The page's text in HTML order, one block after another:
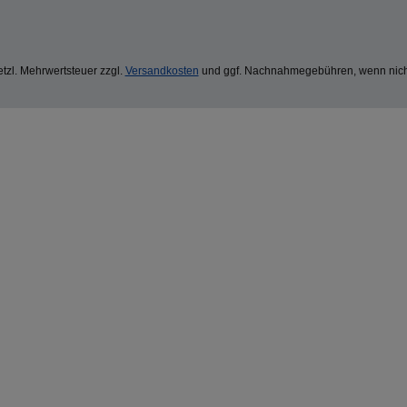
Mehrwertsteuer zzgl. Versandkosten und ggf. Nachnahmegebühren, wenn